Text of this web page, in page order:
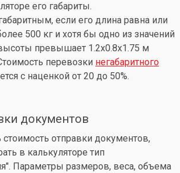
его габариты.
если его длина равна или
500 кг и хотя бы одно из значений
превышает 1.2x0.8x1.75 м
перевозки негабаритного
с наценкой от 20 до 50%.
документов
стоимость отправки документов,
в калькуляторе тип
Параметры размеров, веса, объема